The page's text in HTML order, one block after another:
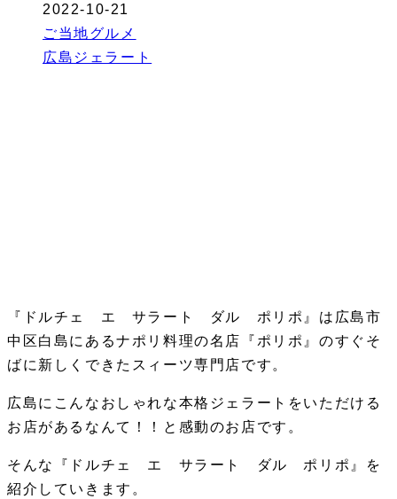
2022-10-21
ご当地グルメ
広島ジェラート
『ドルチェ エ サラート ダル ポリポ』は広島市
中区白島にあるナポリ料理の名店『ポリポ』のすぐそ
ばに新しくできたスィーツ専門店です。
広島にこんなおしゃれな本格ジェラートをいただける
お店があるなんて！！と感動のお店です。
そんな『ドルチェ エ サラート ダル ポリポ』を
紹介していきます。